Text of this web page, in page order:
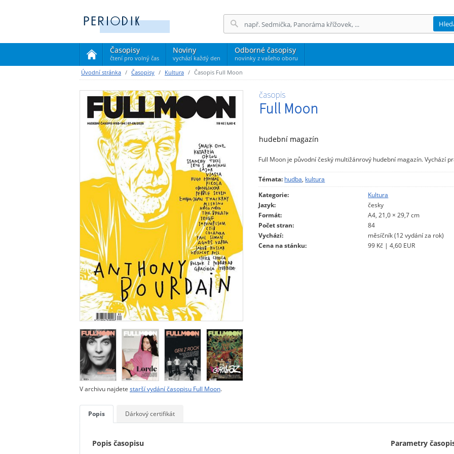
Časopisy
čtení pro volný čas
(current)
Noviny
vychází každý den
Odborné časopisy
novinky z vašeho oboru
Úvodní stránka Časopisy Kultura Časopis Full Moon
časopis
Full Moon
hudební magazín
V archivu najdete starší vydání časopisu Full Moon.
Full Moon je původní český multižánrový hudební magazín. Vychází
Témata: hudba, kultura
Kategorie:
Kultura
Jazyk:
česky
Formát:
A4, 21,0 × 29,7 cm
Počet stran:
84
Vychází:
měsíčník (12 vydání za rok)
Cena na stánku:
99 Kč | 4,60 EUR
Popis Dárkový certifikát
Popis časopisu Parametry